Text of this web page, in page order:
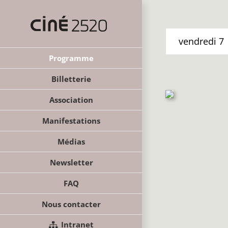
contenu
Programme
Billetterie
Association
Manifestations
Médias
Newsletter
FAQ
Nous contacter
Intranet
vendredi 7